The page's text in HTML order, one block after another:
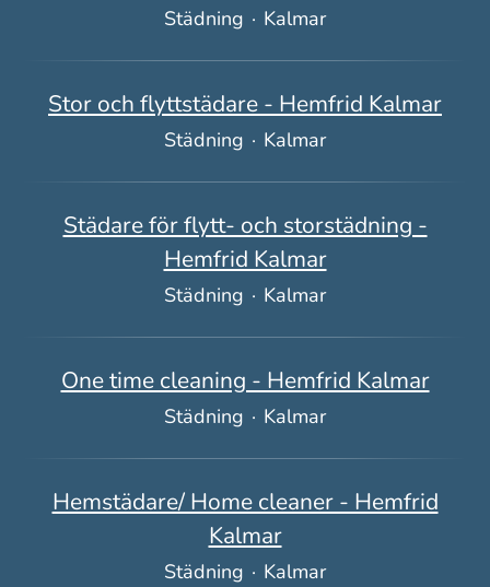
Städning · Kalmar
Stor och flyttstädare - Hemfrid Kalmar
Städning · Kalmar
Städare för flytt- och storstädning -
Hemfrid Kalmar
Städning · Kalmar
One time cleaning - Hemfrid Kalmar
Städning · Kalmar
Hemstädare/ Home cleaner - Hemfrid
Kalmar
Städning · Kalmar